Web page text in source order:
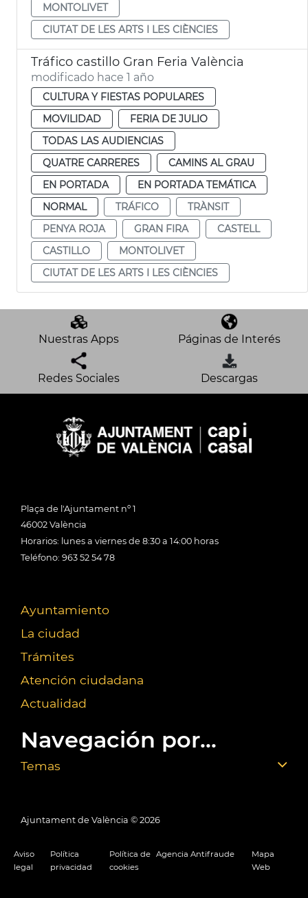
MONTOLIVET
CIUTAT DE LES ARTS I LES CIÈNCIES
Tráfico castillo Gran Feria València
modificado hace 1 año
CULTURA Y FIESTAS POPULARES
MOVILIDAD
FERIA DE JULIO
TODAS LAS AUDIENCIAS
QUATRE CARRERES
CAMINS AL GRAU
EN PORTADA
EN PORTADA TEMÁTICA
NORMAL
TRÁFICO
TRÀNSIT
PENYA ROJA
GRAN FIRA
CASTELL
CASTILLO
MONTOLIVET
CIUTAT DE LES ARTS I LES CIÈNCIES
Nuestras Apps Páginas de Interés
Redes Sociales Descargas
Plaça de l'Ajuntament nº 1
46002 València
Horarios: lunes a viernes de 8:30 a 14:00 horas
Teléfono: 963 52 54 78
Ayuntamiento
La ciudad
Trámites
Atención ciudadana
Actualidad
Navegación por...
Temas
Ajuntament de València © 2026
Aviso
legal
Política
privacidad
Política de
cookies
Agencia Antifraude
Mapa
Web